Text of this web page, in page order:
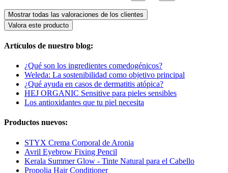
Mostrar todas las valoraciones de los clientes
Valora este producto
Artículos de nuestro blog:
¿Qué son los ingredientes comedogénicos?
Weleda: La sostenibilidad como objetivo principal
¿Qué ayuda en casos de dermatitis atópica?
HEJ ORGANIC Sensitive para pieles sensibles
Los antioxidantes que tu piel necesita
Productos nuevos:
STYX Crema Corporal de Aronia
Avril Eyebrow Fixing Pencil
Kerala Summer Glow - Tinte Natural para el Cabello
Propolia Hair Conditioner